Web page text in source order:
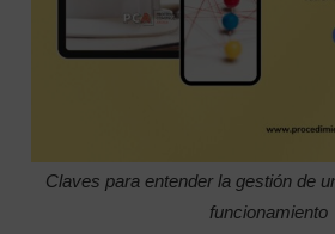
Claves para entender la gestión de
funcionamiento